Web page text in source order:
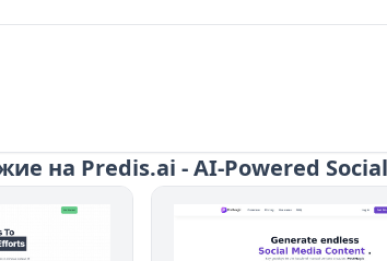
на Predis.ai - AI-Powered